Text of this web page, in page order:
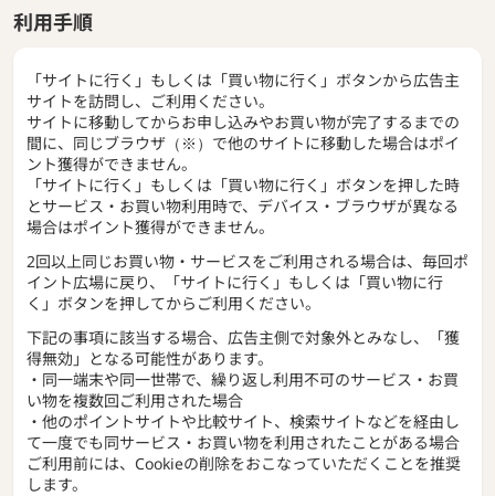
利用手順
「サイトに行く」もしくは「買い物に行く」ボタンから広告主
サイトを訪問し、ご利用ください。
サイトに移動してからお申し込みやお買い物が完了するまでの
間に、同じブラウザ（※）で他のサイトに移動した場合はポイ
ント獲得ができません。
「サイトに行く」もしくは「買い物に行く」ボタンを押した時
とサービス・お買い物利用時で、デバイス・ブラウザが異なる
場合はポイント獲得ができません。
2回以上同じお買い物・サービスをご利用される場合は、毎回ポ
イント広場に戻り、「サイトに行く」もしくは「買い物に行
く」ボタンを押してからご利用ください。
下記の事項に該当する場合、広告主側で対象外とみなし、「獲
得無効」となる可能性があります。
・同一端末や同一世帯で、繰り返し利用不可のサービス・お買
い物を複数回ご利用された場合
・他のポイントサイトや比較サイト、検索サイトなどを経由し
て一度でも同サービス・お買い物を利用されたことがある場合
ご利用前には、Cookieの削除をおこなっていただくことを推奨
します。